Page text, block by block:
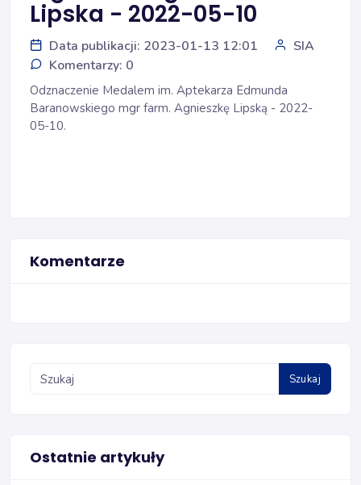
Lipska - 2022-05-10
Data publikacji: 2023-01-13 12:01
SIA
Komentarzy: 0
Odznaczenie Medalem im. Aptekarza Edmunda
Baranowskiego mgr farm. Agnieszkę Lipską - 2022-
05-10.
Komentarze
Szukaj
Ostatnie artykuły